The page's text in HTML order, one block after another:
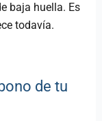
baja huella. Es
todavía.
de tu